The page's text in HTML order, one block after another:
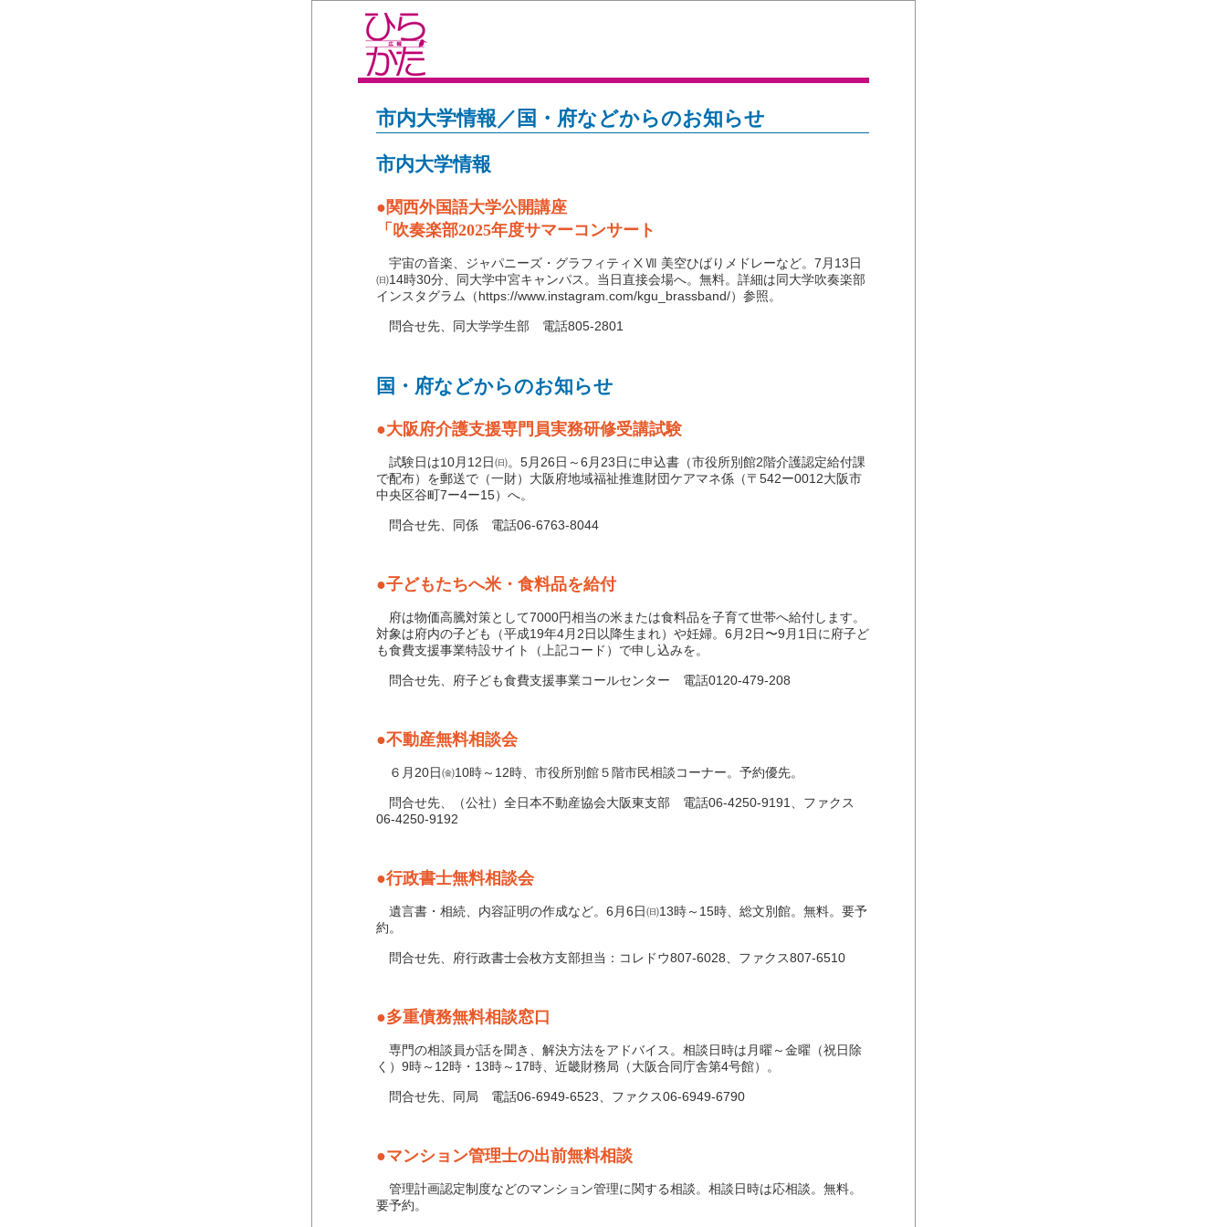
市内大学情報／国・府などからのお知らせ
市内大学情報
●関西外国語大学公開講座
「吹奏楽部2025年度サマーコンサート
宇宙の音楽、ジャパニーズ・グラフィティⅩⅦ 美空ひばりメドレーなど。7月13日
㈰14時30分、同大学中宮キャンパス。当日直接会場へ。無料。詳細は同大学吹奏楽部
インスタグラム（https://www.instagram.com/kgu_brassband/）参照。
問合せ先、同大学学生部 電話805-2801
国・府などからのお知らせ
●大阪府介護支援専門員実務研修受講試験
試験日は10月12日㈰。5月26日～6月23日に申込書（市役所別館2階介護認定給付課
で配布）を郵送で（一財）大阪府地域福祉推進財団ケアマネ係（〒542ー0012大阪市
中央区谷町7ー4ー15）へ。
問合せ先、同係 電話06-6763-8044
●子どもたちへ米・食料品を給付
府は物価高騰対策として7000円相当の米または食料品を子育て世帯へ給付します。
対象は府内の子ども（平成19年4月2日以降生まれ）や妊婦。6月2日〜9月1日に府子ど
も食費支援事業特設サイト（上記コード）で申し込みを。
問合せ先、府子ども食費支援事業コールセンター 電話0120-479-208
●不動産無料相談会
６月20日㈮10時～12時、市役所別館５階市民相談コーナー。予約優先。
問合せ先、（公社）全日本不動産協会大阪東支部 電話06-4250-9191、ファクス
06-4250-9192
●行政書士無料相談会
遺言書・相続、内容証明の作成など。6月6日㈰13時～15時、総文別館。無料。要予
約。
問合せ先、府行政書士会枚方支部担当：コレドウ807-6028、ファクス807‐6510
●多重債務無料相談窓口
専門の相談員が話を聞き、解決方法をアドバイス。相談日時は月曜～金曜（祝日除
く）9時～12時・13時～17時、近畿財務局（大阪合同庁舎第4号館）。
問合せ先、同局 電話06-6949-6523、ファクス06-6949-6790
●マンション管理士の出前無料相談
管理計画認定制度などのマンション管理に関する相談。相談日時は応相談。無料。
要予約。